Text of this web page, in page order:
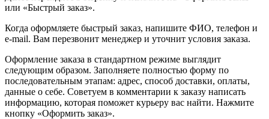
или «Быстрый заказ».
Когда оформляете быстрый заказ, напишите ФИО, телефон и
e-mail. Вам перезвонит менеджер и уточнит условия заказа.
Оформление заказа в стандартном режиме выглядит
следующим образом. Заполняете полностью форму по
последовательным этапам: адрес, способ доставки, оплаты,
данные о себе. Советуем в комментарии к заказу написать
информацию, которая поможет курьеру вас найти. Нажмите
кнопку «Оформить заказ».